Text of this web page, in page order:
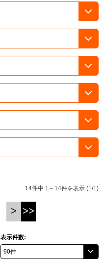
14件中 1～14件を表示 (1/1)
> >>
表示件数: